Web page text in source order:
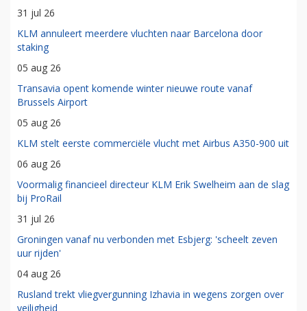
31 jul 26
KLM annuleert meerdere vluchten naar Barcelona door
staking
05 aug 26
Transavia opent komende winter nieuwe route vanaf
Brussels Airport
05 aug 26
KLM stelt eerste commerciële vlucht met Airbus A350-900 uit
06 aug 26
Voormalig financieel directeur KLM Erik Swelheim aan de slag
bij ProRail
31 jul 26
Groningen vanaf nu verbonden met Esbjerg: 'scheelt zeven
uur rijden'
04 aug 26
Rusland trekt vliegvergunning Izhavia in wegens zorgen over
veiligheid